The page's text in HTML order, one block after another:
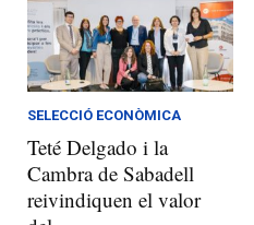
SELECCIÓ ECONÒMICA
Teté Delgado i la
Cambra de Sabadell
reivindiquen el valor